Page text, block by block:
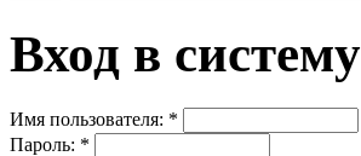
Вход в систему
Имя пользователя: *
Пароль: *